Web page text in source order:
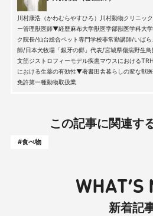
川村康浩（かわむらやすひろ）川村動物クリニッ
ー管理獣医師▼経歴麻布大学獣医学部獣医学科大
ク院長/仙台総合ペット専門学校非常勤講師/いば
師/日本犬牧場「銀牙の郷」代表/宮城県傷病野生
文筋ジストロフィーモデル疾患マウスにおける
における生薬の有効性▼著書田舎暮らしの変な獣
免許第一種動物取扱業
この記事に関連す
#食べ物
WHAT’S
新着記